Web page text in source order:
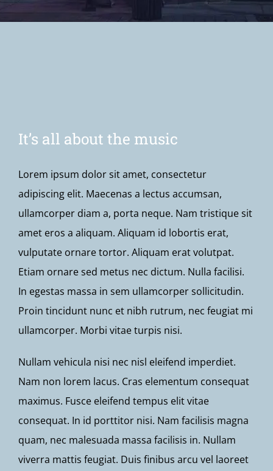
It’s all about the music
Lorem ipsum dolor sit amet, consectetur
adipiscing elit. Maecenas a lectus accumsan,
ullamcorper diam a, porta neque. Nam tristique sit
amet eros a aliquam. Aliquam id lobortis erat,
vulputate ornare tortor. Aliquam erat volutpat.
Etiam ornare sed metus nec dictum. Nulla facilisi.
In egestas massa in sem ullamcorper sollicitudin.
Proin tincidunt nunc et nibh rutrum, nec feugiat mi
ullamcorper. Morbi vitae turpis nisi.
Nullam vehicula nisi nec nisl eleifend imperdiet.
Nam non lorem lacus. Cras elementum consequat
maximus. Fusce eleifend tempus elit vitae
consequat. In id porttitor nisi. Nam facilisis magna
quam, nec malesuada massa facilisis in. Nullam
viverra mattis feugiat. Duis finibus arcu vel laoreet